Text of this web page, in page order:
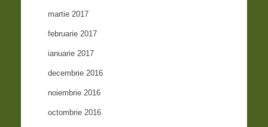
martie 2017
februarie 2017
ianuarie 2017
decembrie 2016
noiembrie 2016
octombrie 2016